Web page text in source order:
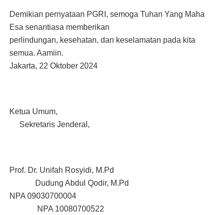
Demikian pernyataan PGRI, semoga Tuhan Yang Maha
Esa senantiasa memberikan
perlindungan, kesehatan, dan keselamatan pada kita
semua. Aamiin.
Jakarta, 22 Oktober 2024
Ketua Umum,
Sekretaris Jenderal,
Prof. Dr. Unifah Rosyidi, M.Pd
Dudung Abdul Qodir, M.Pd
NPA 09030700004
NPA 10080700522